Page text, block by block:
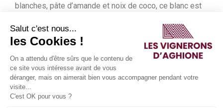
blanches, pâte d’amande et noix de coco, ce blanc est
La gamme Riserva est donc composée de cuvées
traditionnelles cherchant à incarner l’âme, l’héritage et
l’authenticité du terroir de l’île de beauté.
La gamme Armunia :
Salut c'est nous...
les Cookies !
On a attendu d'être sûrs que le contenu de
ce site vous intéresse avant de vous
déranger, mais on aimerait bien vous accompagner pendant votre
visite...
C'est OK pour vous ?